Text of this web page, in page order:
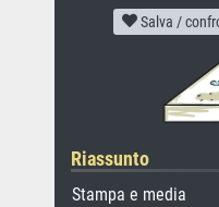
Salva /
Riassunto
Stampa e media